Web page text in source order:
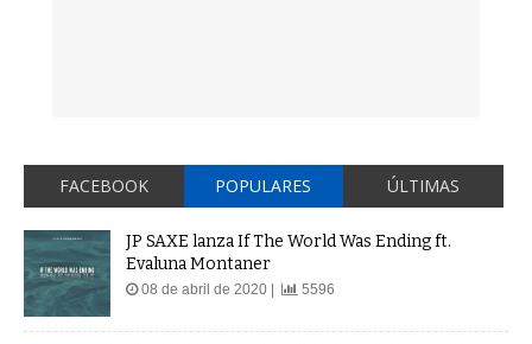
FACEBOOK POPULARES ÚLTIMAS
JP SAXE lanza If The World Was Ending ft.
Evaluna Montaner
08 de abril de 2020 | 5596